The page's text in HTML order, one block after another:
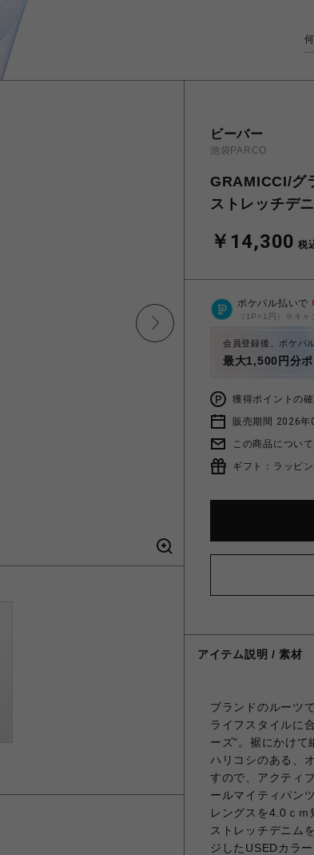
ビーバー
池袋PARCO
GRAMICCI/グ
ストレッチデ
￥14,300 税
ポケパル払いで
（1P=1円）※キャ
会員登録後、ポケパ
最大1,500円分
獲得ポイントの
販売期間 2026
この商品について
ギフト：ラッピ
アイテム説明 / 素材
ブランドのルーツ
ライフスタイルに
ーズ"。裾にかけて
ハリコシのある、
すので、アクティ
ールマイティパン
レングスを4.0ｃ
ストレッチデニム
ジしたUSEDカラ